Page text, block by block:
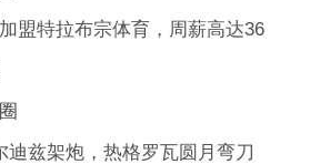
盟特拉布宗体育，周薪高达36
迪兹架炮，热格罗瓦圆月弯刀